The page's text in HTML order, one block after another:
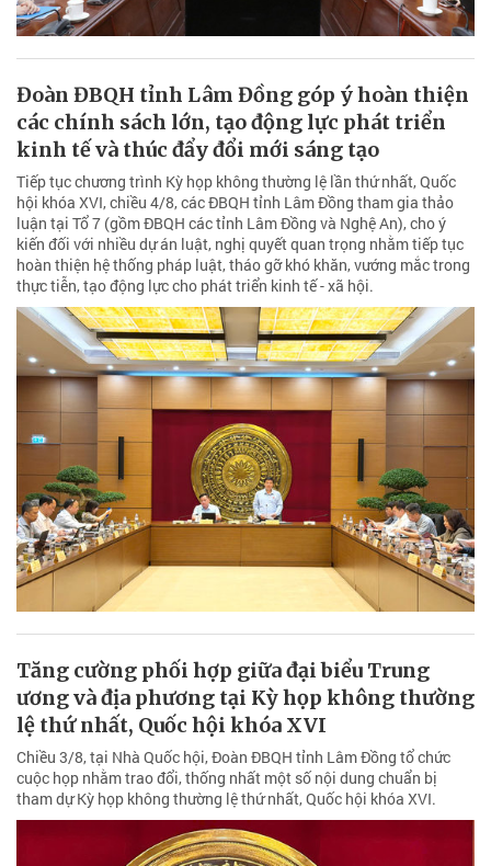
Đoàn ĐBQH tỉnh Lâm Đồng góp ý hoàn thiện
các chính sách lớn, tạo động lực phát triển
kinh tế và thúc đẩy đổi mới sáng tạo
Tiếp tục chương trình Kỳ họp không thường lệ lần thứ nhất, Quốc
hội khóa XVI, chiều 4/8, các ĐBQH tỉnh Lâm Đồng tham gia thảo
luận tại Tổ 7 (gồm ĐBQH các tỉnh Lâm Đồng và Nghệ An), cho ý
kiến đối với nhiều dự án luật, nghị quyết quan trọng nhằm tiếp tục
hoàn thiện hệ thống pháp luật, tháo gỡ khó khăn, vướng mắc trong
thực tiễn, tạo động lực cho phát triển kinh tế - xã hội.
Tăng cường phối hợp giữa đại biểu Trung
ương và địa phương tại Kỳ họp không thường
lệ thứ nhất, Quốc hội khóa XVI
Chiều 3/8, tại Nhà Quốc hội, Đoàn ĐBQH tỉnh Lâm Đồng tổ chức
cuộc họp nhằm trao đổi, thống nhất một số nội dung chuẩn bị
tham dự Kỳ họp không thường lệ thứ nhất, Quốc hội khóa XVI.